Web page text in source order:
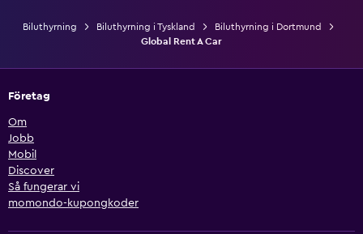
Biluthyrning Biluthyrning i Tyskland
Biluthyrning i Dortmund
Global Rent A Car
Företag
Om
Jobb
Mobil
Discover
Så fungerar vi
momondo-kupongkoder